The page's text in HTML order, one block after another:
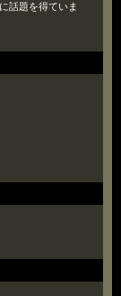
話題を得ていま